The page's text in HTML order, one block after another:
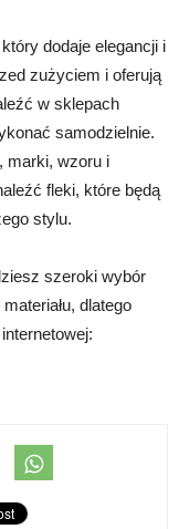
dodaje elegancji i
zużyciem i oferują
w sklepach
samodzielnie.
marki, wzoru i
fleki, które będą
stylu.
szeroki wybór
dlatego